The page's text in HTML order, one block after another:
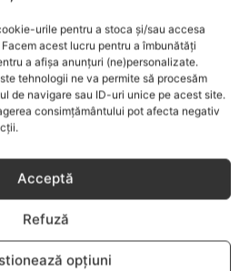
urile pentru a stoca și/sau accesa
acest lucru pentru a îmbunătăți
a afișa anunțuri (ne)personalizate.
tehnologii ne va permite să procesăm
de navigare sau ID-uri unice pe acest site.
consimțământului pot afecta negativ
Acceptă
Refuză
opțiuni
sănătate ce pot afecta atât viaţa
şi pe cea a părinţilor.